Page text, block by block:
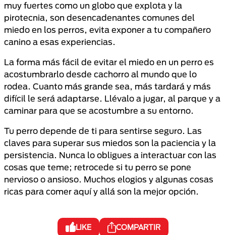
muy fuertes como un globo que explota y la
pirotecnia, son desencadenantes comunes del
miedo en los perros, evita exponer a tu compañero
canino a esas experiencias.
La forma más fácil de evitar el miedo en un perro es
acostumbrarlo desde cachorro al mundo que lo
rodea. Cuanto más grande sea, más tardará y más
difícil le será adaptarse. Llévalo a jugar, al parque y a
caminar para que se acostumbre a su entorno.
Tu perro depende de ti para sentirse seguro. Las
claves para superar sus miedos son la paciencia y la
persistencia. Nunca lo obligues a interactuar con las
cosas que teme; retrocede si tu perro se pone
nervioso o ansioso. Muchos elogios y algunas cosas
ricas para comer aquí y allá son la mejor opción.
LIKE COMPARTIR